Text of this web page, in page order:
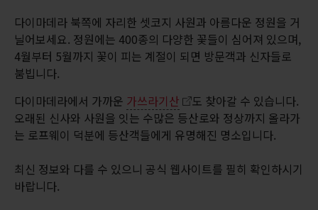
다이마데라 북쪽에 자리한 셋코지 사원과 아름다운 정원을 거
닐어보세요. 정원에는 400종의 다양한 꽃들이 심어져 있으며,
4월부터 5월까지 꽃이 피는 계절이 되면 방문객과 신자들로
붐빕니다.
다이마데라에서 가까운 가쓰라기산
도 찾아갈 수 있습니다.
오래된 신사와 사원을 잇는 수많은 등산로와 정상까지 올라가
는 로프웨이 덕분에 등산객들에게 유명해진 명소입니다.
최신 정보와 다를 수 있으니 공식 웹사이트를 필히 확인하시기
바랍니다.